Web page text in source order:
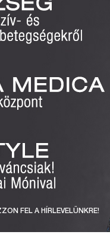
FEL A HÍRLEVELÜNKRE!